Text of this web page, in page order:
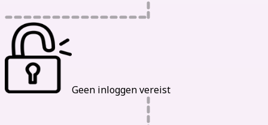
Geen inloggen vereist